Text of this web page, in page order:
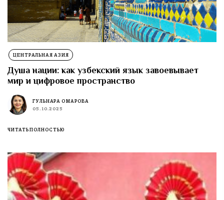
ЦЕНТРАЛЬНАЯ АЗИЯ
Душа нации: как узбекский язык завоевывает
мир и цифровое пространство
ГУЛЬНАРА ОМАРОВА
05.10.2025
ЧИТАТЬ ПОЛНОСТЬЮ